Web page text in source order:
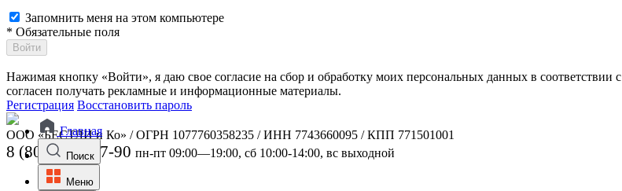
Запомнить меня на этом компьютере
* Обязательные поля
Войти
Нажимая кнопку «Войти», я даю свое согласие на сбор и обработку моих персональных данных в соответствии с
согласен получать рекламные и информационные материалы.
Регистрация Восстановить пароль
ООО «БЕСТЛИ и Ко» / ОГРН 1077760358235 / ИНН 7743660095 / КПП 771501001
8 (800) 301-07-90 пн-пт 09:00—19:00, сб 10:00-14:00, вс выходной
Главная
Поиск
Меню